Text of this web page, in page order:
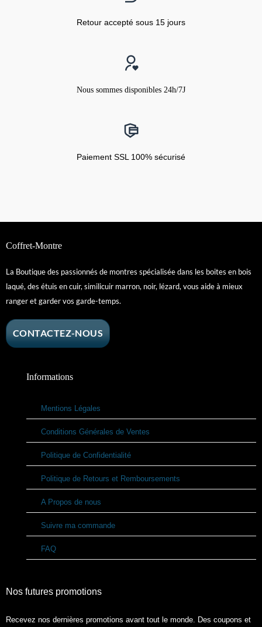
Retour accepté sous 15 jours
Nous sommes disponibles 24h/7J
Paiement SSL 100% sécurisé
Coffret-Montre
La Boutique des passionnés de montres spécialisée dans les boites en bois
laqué, des étuis en cuir, similicuir marron, noir, lézard, vous aide à mieux
ranger et garder vos garde-temps.
CONTACTEZ-NOUS
Informations
Mentions Légales
Conditions Générales de Ventes
Politique de Confidentialité
Politique de Retours et Remboursements
A Propos de nous
Suivre ma commande
FAQ
Nos futures promotions
Recevez nos dernières promotions avant tout le monde. Des coupons et